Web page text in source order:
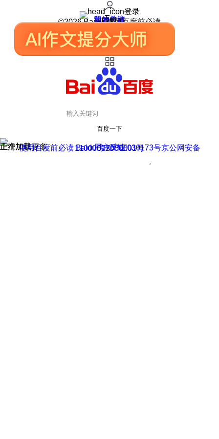
登录
我的关注
我的收藏
皮肤中心
用户反馈
设置
©2026 Baidu 使用百度前必读
百度一下
正在加载
上滑加载更多 用户反馈
使用百度前必读 Baidu 京ICP证030173号
京公网安备11000002000001号